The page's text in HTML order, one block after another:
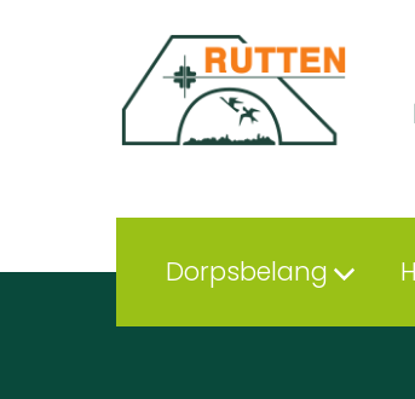
Dorpsbelang